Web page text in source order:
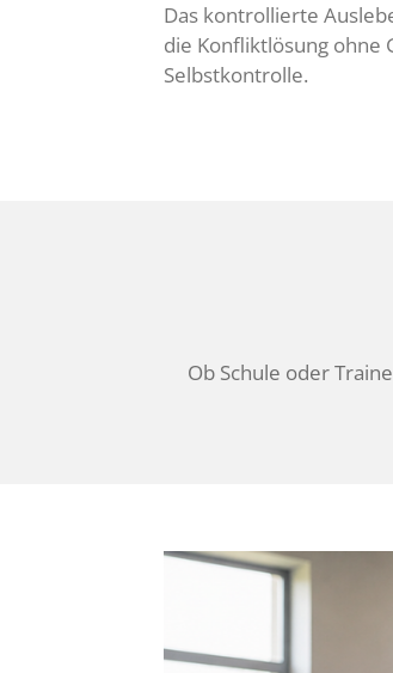
Das kontrollierte
die Konfliktlösung ohne
Selbstkontrolle.
Ob Schule oder